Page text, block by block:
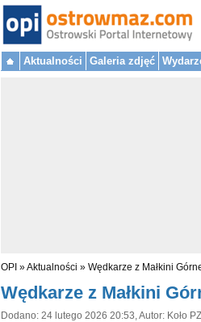
Aktualności Galeria zdjęć
OPI »Aktualności » Wędkarze z Małkini
Wędkarze z Małkini
Dodano: 24 lutego 2026 20:53, Autor: Koło